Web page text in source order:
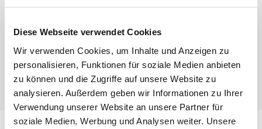
Diese Webseite verwendet Cookies
Wir verwenden Cookies, um Inhalte und Anzeigen zu
personalisieren, Funktionen für soziale Medien anbieten
zu können und die Zugriffe auf unsere Website zu
analysieren. Außerdem geben wir Informationen zu Ihrer
Verwendung unserer Website an unsere Partner für
soziale Medien, Werbung und Analysen weiter. Unsere
Garantie
2 Jahre
Typisch bebob – weitere Features